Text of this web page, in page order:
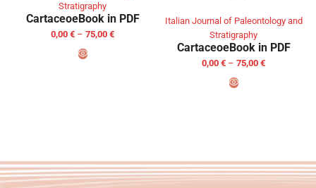
Stratigraphy
CartaceoeBook in PDF
0,00 € – 75,00 €
Italian Journal of Paleontology and
Stratigraphy
CartaceoeBook in PDF
0,00 € – 75,00 €